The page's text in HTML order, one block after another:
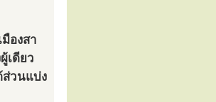
องสา
เดียว
ส่วนแบ่ง